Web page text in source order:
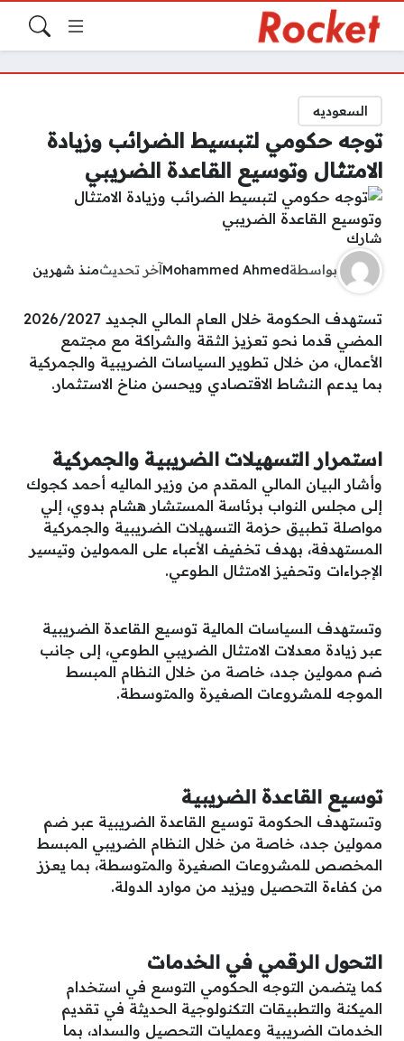
السعوديه
توجه حكومي لتبسيط الضرائب وزيادة
الامتثال وتوسيع القاعدة الضريبي
شارك
بواسطةMohammed Ahmed آخر تحديثمنذ شهرين
تستهدف الحكومة خلال العام المالي الجديد 2026/2027
المضي قدما نحو تعزيز الثقة والشراكة مع مجتمع
الأعمال، من خلال تطوير السياسات الضريبية والجمركية
بما يدعم النشاط الاقتصادي ويحسن مناخ الاستثمار.
استمرار التسهيلات الضريبية والجمركية
وأشار البيان المالي المقدم من وزير الماليه أحمد كجوك
إلى مجلس النواب برئاسة المستشار هشام بدوي، إلي
مواصلة تطبيق حزمة التسهيلات الضريبية والجمركية
المستهدفة، بهدف تخفيف الأعباء على الممولين وتيسير
الإجراءات وتحفيز الامتثال الطوعي.
وتستهدف السياسات المالية توسيع القاعدة الضريبية
عبر زيادة معدلات الامتثال الضريبي الطوعي، إلى جانب
ضم ممولين جدد، خاصة من خلال النظام المبسط
الموجه للمشروعات الصغيرة والمتوسطة.
توسيع القاعدة الضريبية
وتستهدف الحكومة توسيع القاعدة الضريبية عبر ضم
ممولين جدد، خاصة من خلال النظام الضريبي المبسط
المخصص للمشروعات الصغيرة والمتوسطة، بما يعزز
من كفاءة التحصيل ويزيد من موارد الدولة.
التحول الرقمي في الخدمات
كما يتضمن التوجه الحكومي التوسع في استخدام
الميكنة والتطبيقات التكنولوجية الحديثة في تقديم
الخدمات الضريبية وعمليات التحصيل والسداد، بما